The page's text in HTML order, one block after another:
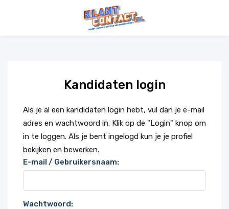
Kandidaten login
Als je al een kandidaten login hebt, vul dan je e-mail
adres en wachtwoord in. Klik op de "Login" knop om
in te loggen. Als je bent ingelogd kun je je profiel
bekijken en bewerken.
E-mail / Gebruikersnaam:
Wachtwoord: